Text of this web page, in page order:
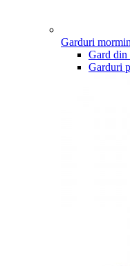
Garduri
Gard din
Garduri